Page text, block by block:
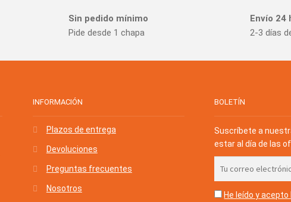
Sin pedido mínimo
Pide desde 1 chapa
Envío 24
2-3 días
INFORMACIÓN
Plazos de entrega
Devoluciones
Preguntas frecuentes
Nosotros
BOLETÍN
Suscríbete a
estar al día de las
He leído y